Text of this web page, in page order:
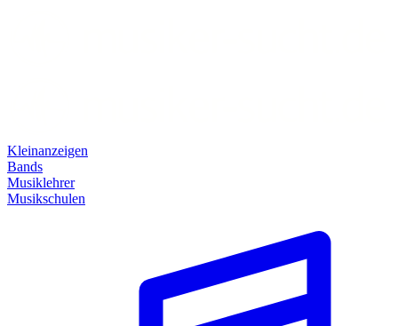
Kleinanzeigen
Bands
Musiklehrer
Musikschulen